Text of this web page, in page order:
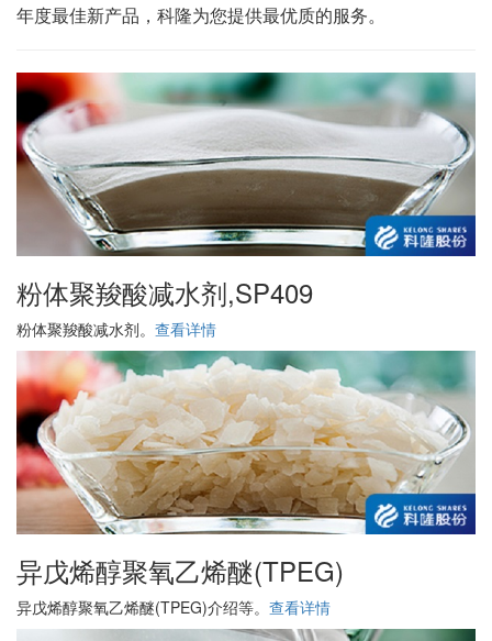
年度最佳新产品，科隆为您提供最优质的服务。
粉体聚羧酸减水剂,SP409
粉体聚羧酸减水剂。 查看详情
异戊烯醇聚氧乙烯醚(TPEG)
异戊烯醇聚氧乙烯醚(TPEG)介绍等。 查看详情